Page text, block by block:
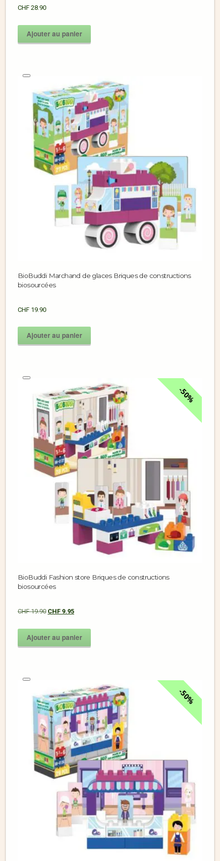
CHF 28.90
Ajouter au panier
BioBuddi Marchand de glaces Briques de constructions
biosourcées
CHF 19.90
Ajouter au panier
50%
BioBuddi Fashion store Briques de constructions
biosourcées
CHF19.90 CHF 9.95
Ajouter au panier
50%